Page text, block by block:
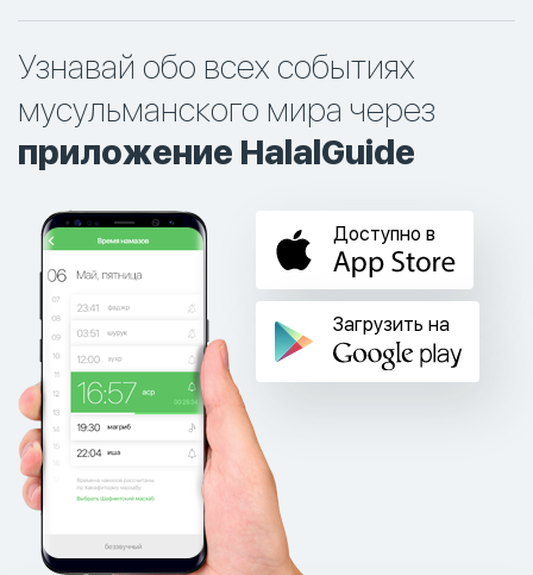
Узнавай обо всех событиях
мусульманского мира через
приложение HalalGuide
Доступно в
Загрузить на